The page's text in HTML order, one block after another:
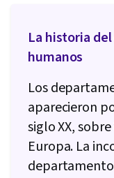
La historia
humanos
Los
aparecieron
siglo XX,
Europa. La